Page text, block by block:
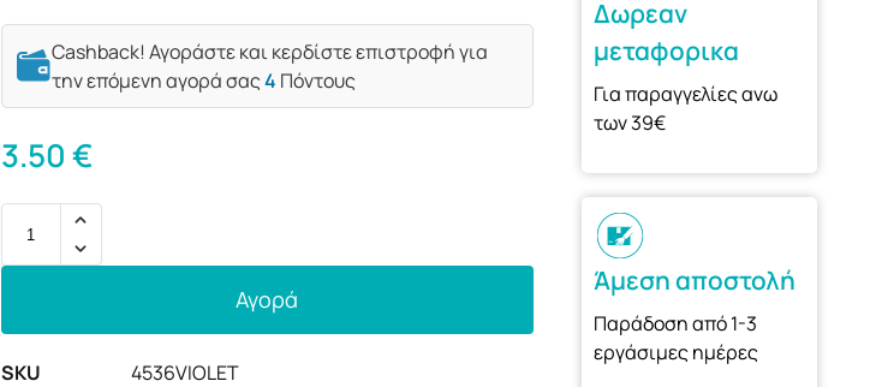
Cashback! Αγοράστε και κερδίστε επιστροφή για
την επόμενη αγορά σας4 Πόντους
3.50€
Αγορά
SKU
4536VIOLET
Δωρεαν
μεταφορικα
Για παραγγελίες ανω
των 39€
Άμεση αποστολή
Παράδοση από 1-3
εργάσιμες ημέρες